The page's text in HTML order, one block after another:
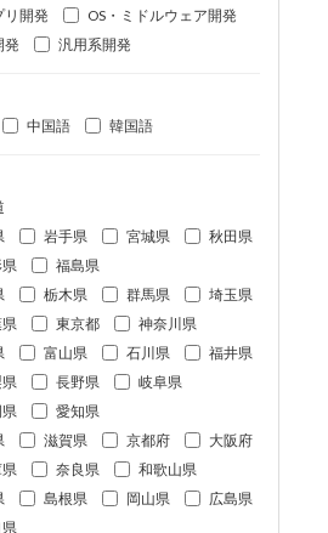
リ開発
OS・ミドルウェア開発
発
汎用系開発
中国語 韓国語
岩手県 宮城県
秋田県
県
福島県
栃木県 群馬県
埼玉県
東京都 神奈川県
富山県 石川県
福井県
県
長野県
岐阜県
愛知県
滋賀県 京都府
大阪府
奈良県 和歌山県
島根県 岡山県
広島県
県